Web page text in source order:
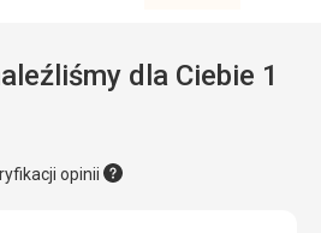
dla Ciebie 1
opinii